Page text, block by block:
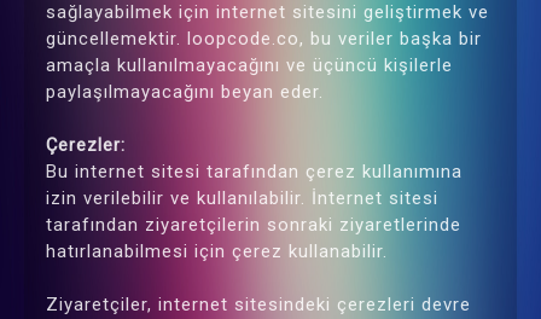
sağlayabilmek için internet sitesini geliştirmek ve
güncellemektir. loopcode.co, bu veriler başka bir
amaçla kullanılmayacağını ve üçüncü kişilerle
paylaşılmayacağını beyan eder.
Çerezler:
Bu internet sitesi tarafından çerez kullanımına
izin verilebilir ve kullanılabilir. İnternet sitesi
tarafından ziyaretçilerin sonraki ziyaretlerinde
hatırlanabilmesi için çerez kullanabilir.
Ziyaretçiler, internet sitesindeki çerezleri devre